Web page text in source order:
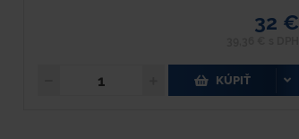
32 €
KÚPIŤ